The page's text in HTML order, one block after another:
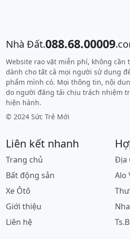
Nhà Đất.088.68.00009
Website rao vặt miễn phí, không cần
dành cho tất cả mọi người sử dụng
phẩm mình có. Mọi thông tin, nội
do người đăng tải chịu trách nhiệm
hiện hành.
© 2024 Sức Trẻ Mới
Liên kết nhanh
Trang chủ
Bất động sản
Xe Ôtô
Giới thiệu
Liên hệ
Địa
Alo